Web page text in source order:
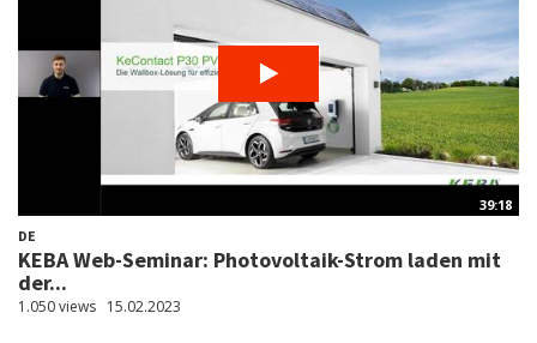
39:18
DE
KEBA Web-Seminar: Photovoltaik-Strom laden mit
der...
1.050 views 15.02.2023